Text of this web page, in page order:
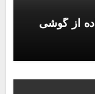
از گوشی